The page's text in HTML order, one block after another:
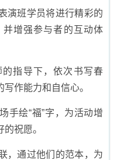
演班学员将进行精彩的
增强参与者的互动体
指导下，依次书写春
作能力和自信心。
手绘“福”字，为活动增
祝愿。
，通过他们的范本，为